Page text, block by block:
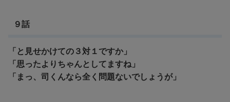
９話
「と見せかけての３対１ですか」
「思ったよりちゃんとしてますね」
「まっ、司くんなら全く問題ないでしょうが」